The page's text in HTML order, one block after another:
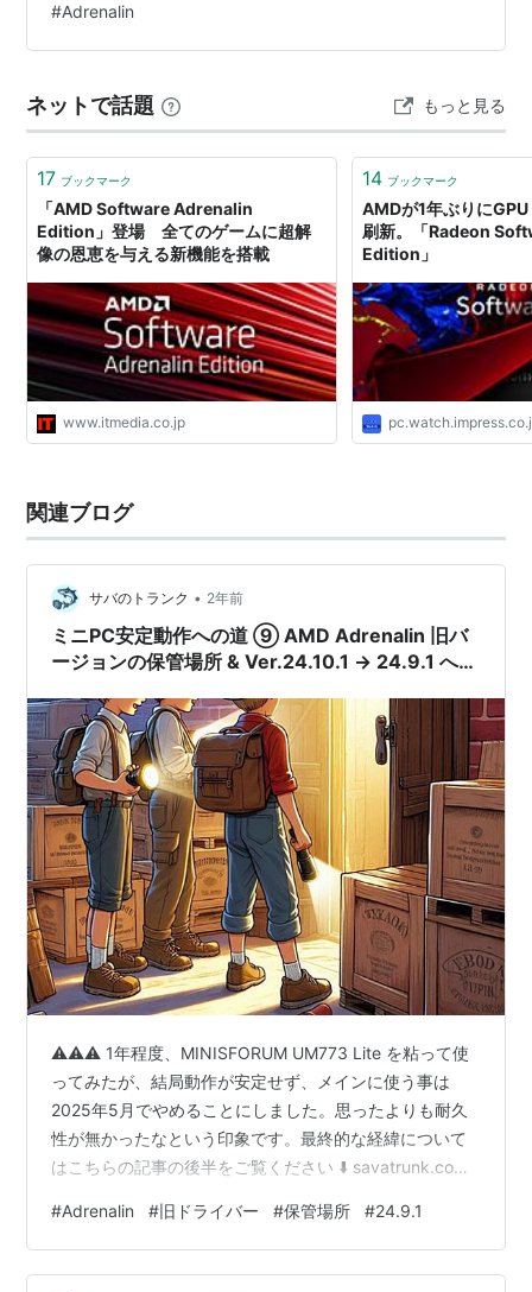
ら使っています。（メモリ:32GB、M.2 SSD:1TB、SATA
SSD:1TB、Windows11Home） 去年（2024年）6月くら
#Adrenalin
ネットで話題 もっと見る
17 ブックマーク
「AMD Software Adrenalin
Edition」登場 全てのゲームに超解
像の恩恵を与える新機能を搭載
www.itmedia.co.jp
14 ブックマーク
AMDが1年ぶりに
刷新。「Radeon
Edition」
関連ブログ
サバのトランク • 2年前
ミニPC安定動作への道 ⑨ AMD Adrenalin 旧バ
ージョンの保管場所 & Ver.24.10.1 → 24.9.1 へロ
⚠️⚠️⚠️ 1年程度、MINISFORUM UM773 Lite を粘って使
ってみたが、結局動作が安定せず、メインに使う事は
2025年5月でやめることにしました。思ったよりも耐久
性が無かったなという印象です。最終的な経緯について
はこちらの記事の後半をご覧ください ⬇️ savatrunk.com
MINISFORUM UM773 Lite というミニPCを2024年1月か
ら使っています。（メモリ:32GB、M.2 SSD:1TB、SATA
SSD:1TB、Windows11Home） 2024年11月19日に、
#Adrenalin #旧ドライバー #保管場所 #24.9.1